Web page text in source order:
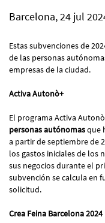
Barcelona, 24 jul
Estas subvenciones de
de las personas
empresas de la ciudad.
Activa Autonò+
El programa Activa
personas autónomasque
a partir de septiembre de
los gastos iniciales de los
sus negocios durante el
subvención se calcula en
solicitud.
Crea Feina Barcelona 2024